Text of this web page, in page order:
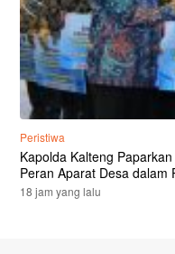
Peristiwa
Kapolda Kalteng
Peran Aparat Desa dalam
18 jam yang lalu